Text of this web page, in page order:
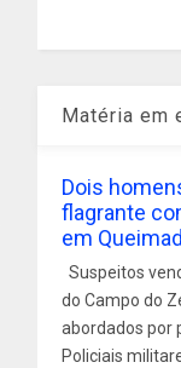
Matéria em
Dois
flagrante
em
Suspeitos
do Campo do
abordados por
Policiais